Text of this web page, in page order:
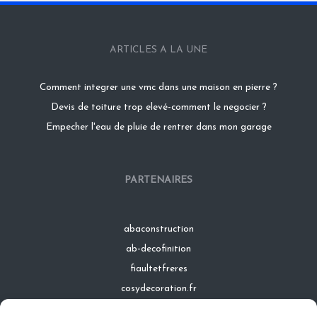
ARTICLES A LA UNE
Comment integrer une vmc dans une maison en pierre ?
Devis de toiture trop elevé-comment le negocier ?
Empecher l'eau de pluie de rentrer dans mon garage
PARTENAIRES
abaconstruction
ab-decofinition
fiaultetfreres
cosydecoration.fr